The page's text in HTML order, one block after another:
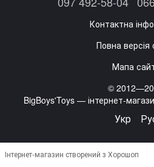
Контактна
Повна версія
Мапа
©
BigBoys'Toys — інтернет-
Укр
Інтернет-магазин створений з Хорошоп